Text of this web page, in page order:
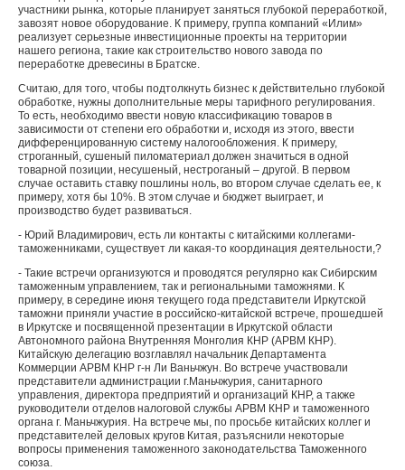
участники рынка, которые планирует заняться глубокой переработкой,
завозят новое оборудование. К примеру, группа компаний «Илим»
реализует серьезные инвестиционные проекты на территории
нашего региона, такие как строительство нового завода по
переработке древесины в Братске.
Считаю, для того, чтобы подтолкнуть бизнес к действительно глубокой
обработке, нужны дополнительные меры тарифного регулирования.
То есть, необходимо ввести новую классификацию товаров в
зависимости от степени его обработки и, исходя из этого, ввести
дифференцированную систему налогообложения. К примеру,
строганный, сушеный пиломатериал должен значиться в одной
товарной позиции, несушеный, нестроганый – другой. В первом
случае оставить ставку пошлины ноль, во втором случае сделать ее, к
примеру, хотя бы 10%. В этом случае и бюджет выиграет, и
производство будет развиваться.
- Юрий Владимирович, есть ли контакты с китайскими коллегами-
таможенниками, существует ли какая-то координация деятельности,?
- Такие встречи организуются и проводятся регулярно как Сибирским
таможенным управлением, так и региональными таможнями. К
примеру, в середине июня текущего года представители Иркутской
таможни приняли участие в российско-китайской встрече, прошедшей
в Иркутске и посвященной презентации в Иркутской области
Автономного района Внутренняя Монголия КНР (АРВМ КНР).
Китайскую делегацию возглавлял начальник Департамента
Коммерции АРВМ КНР г-н Ли Ваньчжун. Во встрече участвовали
представители администрации г.Маньчжурия, санитарного
управления, директора предприятий и организаций КНР, а также
руководители отделов налоговой службы АРВМ КНР и таможенного
органа г. Маньчжурия. На встрече мы, по просьбе китайских коллег и
представителей деловых кругов Китая, разъяснили некоторые
вопросы применения таможенного законодательства Таможенного
союза.